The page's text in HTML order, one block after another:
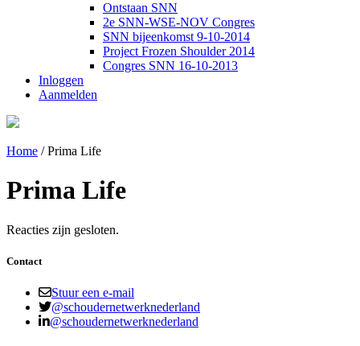
Ontstaan SNN
2e SNN-WSE-NOV Congres
SNN bijeenkomst 9-10-2014
Project Frozen Shoulder 2014
Congres SNN 16-10-2013
Inloggen
Aanmelden
Home /Prima Life
Prima Life
Reacties zijn gesloten.
Contact
Stuur een e-mail
@schoudernetwerknederland
@schoudernetwerknederland